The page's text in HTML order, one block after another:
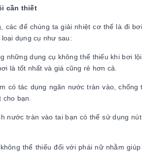
cần thiết
các để chúng ta giải nhiệt cơ thể là đi
dụng cụ như sau:
những dụng cụ không thể thiếu khi bơi
là tốt nhất và giá cũng rẻ hơn cả.
có tác dụng ngăn nước tràn vào,
bạn.
nước tràn vào tai bạn có thể sử dụng
thể thiếu đối với phái nữ nhằm